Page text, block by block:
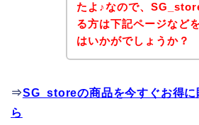
たよ♪なので、
る方は下記ページなど
はいかがでしょうか？
⇒SG_storeの商品を今すぐお得に
ら